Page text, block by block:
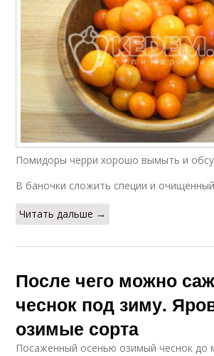
Помидоры черри хорошо вымыть и
В баночки сложить специи и
Читать дальше →
После чего можно
чеснок под зиму.
озимые сорта
Посаженный осенью озимый чеснок до